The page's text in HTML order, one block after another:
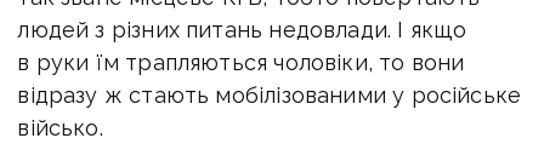
людей з різних питань недовлади. І якщо
в руки їм трапляються чоловіки, то вони
відразу ж стають мобілізованими у російське
військо.